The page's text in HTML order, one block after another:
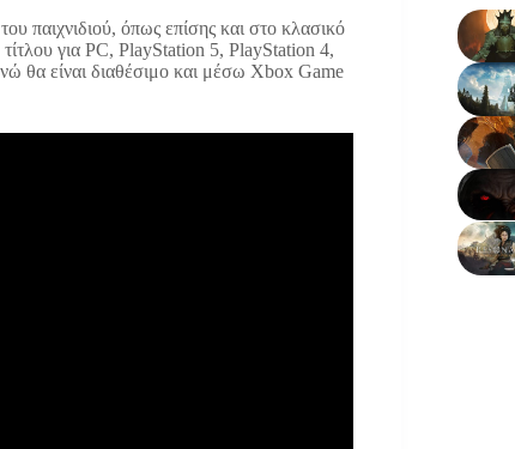
παιχνιδιού, όπως επίσης και στο κλασικό
για PC, PlayStation 5, PlayStation 4,
θα είναι διαθέσιμο και μέσω Xbox Game